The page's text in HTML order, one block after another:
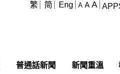
A A A
繁 简 Eng
普通話新聞 新聞重溫